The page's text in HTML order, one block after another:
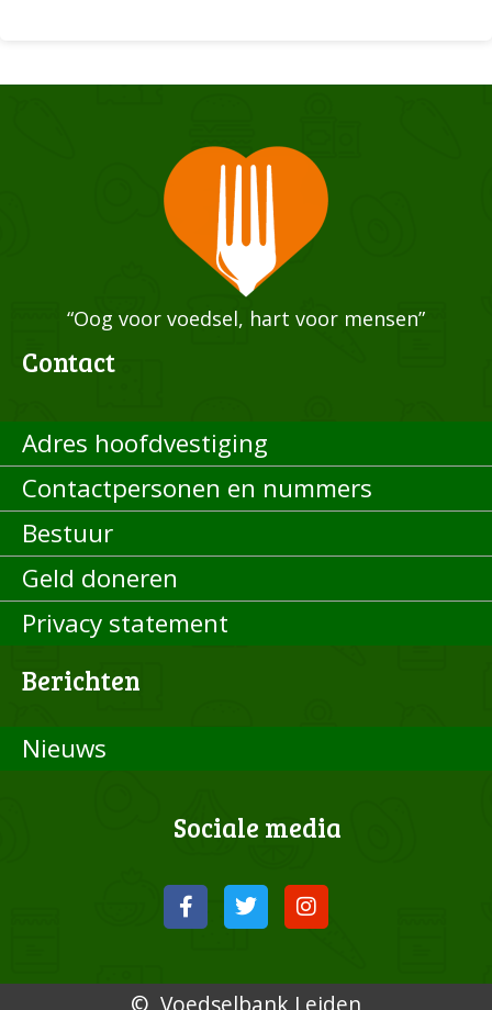
“Oog voor voedsel, hart voor mensen”
Contact
Adres hoofdvestiging
Contactpersonen en nummers
Bestuur
Geld doneren
Privacy statement
Berichten
Nieuws
Sociale media
© Voedselbank Leiden